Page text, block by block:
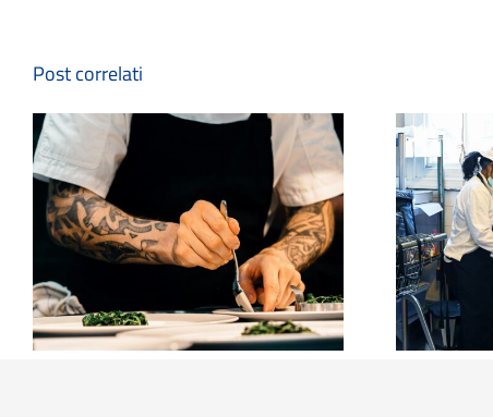
Post correlati